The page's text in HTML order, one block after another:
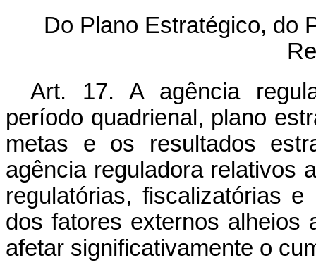
Do Plano Estratégico, do
Art. 17. A agência
período quadrienal, plano
metas e os resultados
agência reguladora relativos
regulatórias, fiscalizatórias
dos fatores externos alheios
afetar significativamente o